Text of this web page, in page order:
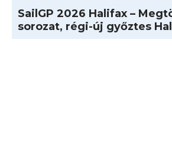
SailGP 2026 Halifax –
sorozat, régi-új győztes